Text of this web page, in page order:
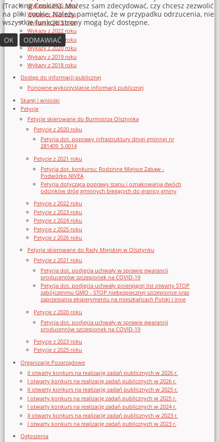
Wykazy z 2025 roku
Wykazy z 2024 roku
Wykazy z 2023 roku
Wykazy z 2022 roku
Wykazy z 2021 roku
Wykazy z 2020 roku
Wykazy z 2019 roku
Wykazy z 2018 roku
Dostęp do informacji publicznej
Ponowne wykorzystanie informacji publicznej
Skargi i wnioski
Petycje
Petycje skierowane do Burmistrza Olsztynka
Petycje z 2020 roku
Petycja dot. poprawy infrastruktury drogi gminnej nr
281409_5.0014
Petycje z 2021 roku
Petycja dot. konkursu: Rodzinne Miejsce Zabaw -
Podwórko NIVEA
Petycja dotycząca poprawy stanu i oznakowania dwóch
odcinków dróg gminnych biegących do granicy gminy
Petycje z 2022 roku
Petycje z 2023 roku
Petycje z 2024 roku
Petycje z 2025 roku
Petycje z 2026 roku
Petycje skierowane do Rady Miejskiej w Olsztynku
Petycje z 2021 roku
Petycja dot. podjęcia uchwały w sprawie gwarancji
producentów szczepionek na COVID-19
Petycja dot. podjęcia uchwały poierającej list otwarty STOP
zabójczenmu GMO - STOP niebezpiecznej szczepionce oraz
zaprzestania eksperymentu na mieszkańcach Polski i inne
Petycje z 2020 roku
Petycja dot. podjęcia uchwały w sprawie gwarancji
producentów szczepionek na COVID-19
Petycje z 2023 roku
Petycje z 2025 roku
Organizacje Pozarządowe
II otwarty konkurs na realizację zadań publicznych w 2026 r.
I otwarty konkurs na realizację zadań publicznych w 2026 r.
II otwarty konkurs na realizację zadań publicznych w 2025 r.
I otwarty konkurs na realizację zadań publicznych w 2025 r.
I otwarty konkurs na realizację zadań publicznych w 2024 r.
II otwarty konkurs na realizację zadań publicznych w 2023 r.
I otwarty konkurs na realizację zadań publicznych w 2023 r.
Ogłoszenia
(Tracking Cookies). Możesz sam zdecydować, czy chcesz zezwolić
na pliki cookie. Należy pamiętać, że w przypadku odrzucenia, nie
wszystkie funkcje strony mogą być dostępne.
OK
ODMAWIAĆ